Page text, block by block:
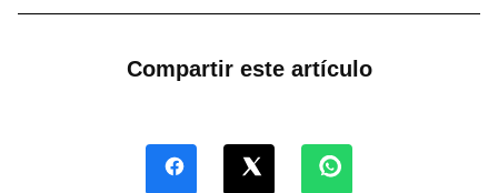
Compartir este artículo